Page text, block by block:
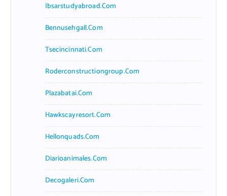
Ibsarstudyabroad.com
Bennusehgall.com
Tsecincinnati.com
Roderconstructiongroup.com
Plazabatai.com
Hawkscayresort.com
Hellonquads.com
Diarioanimales.com
Decogaleri.com